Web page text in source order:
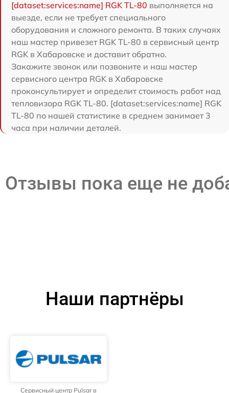
[dataset:services:name] RGK TL-80 выполняется на
выезде, если не требует специального
оборудования и сложного ремонта. В таких случаях
наш мастер привезет RGK TL-80 в сервисный центр
RGK в Хабаровске и доставит обратно.
Закажите звонок или позвоните и наш мастер
сервисного центра RGK в Хабаровске
проконсультирует и определит стоимость работ над
тепловизора RGK TL-80. [dataset:services:name] RGK
TL-80 по нашей статистике в среднем занимает 3
часа при наличии деталей.
Отзывы пока еще не
Наши партнёры
Сервисный центр Pulsar в